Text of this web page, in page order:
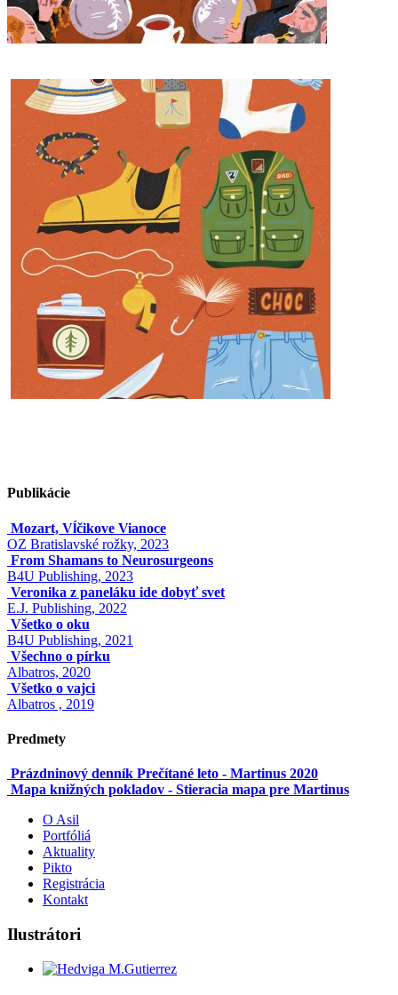
Publikácie
Mozart, Vĺčikove Vianoce
OZ Bratislavské rožky, 2023
From Shamans to Neurosurgeons
B4U Publishing, 2023
Veronika z paneláku ide dobyť svet
E.J. Publishing, 2022
Všetko o oku
B4U Publishing, 2021
Všechno o pírku
Albatros, 2020
Všetko o vajci
Albatros , 2019
Predmety
Prázdninový denník Prečítané leto - Martinus 2020
Mapa knižných pokladov - Stieracia mapa pre Martinus
O Asil
Portfóliá
Aktuality
Pikto
Registrácia
Kontakt
Ilustrátori